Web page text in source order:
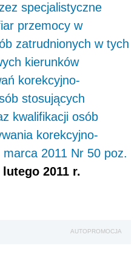
specjalistyczne
przemocy w
zatrudnionych w tych
kierunków
korekcyjno-
stosujących
kwalifikacji osób
korekcyjno-
2011 Nr 50 poz.
2011 r.
AUTOPROMOCJA